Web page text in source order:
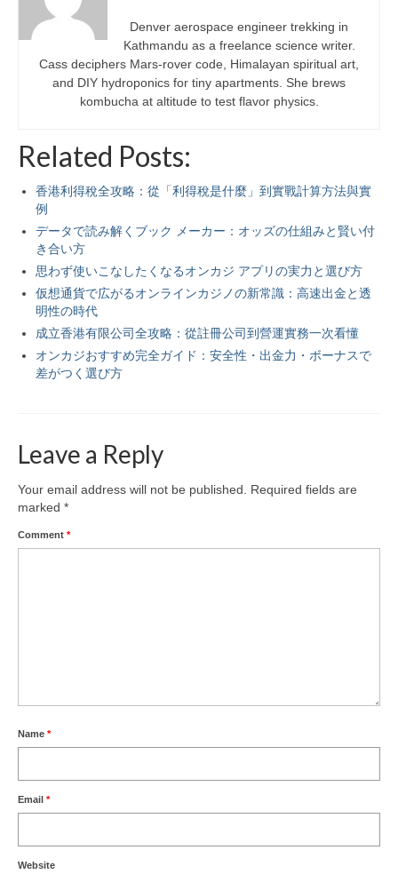
Denver aerospace engineer trekking in
Kathmandu as a freelance science writer.
Cass deciphers Mars-rover code, Himalayan spiritual art,
and DIY hydroponics for tiny apartments. She brews
kombucha at altitude to test flavor physics.
Related Posts:
香港利得稅全攻略：從「利得稅是什麼」到實戰計算方法與實
例
データで読み解くブック メーカー：オッズの仕組みと賢い付
き合い方
思わず使いこなしたくなるオンカジ アプリの実力と選び方
仮想通貨で広がるオンラインカジノの新常識：高速出金と透
明性の時代
成立香港有限公司全攻略：從註冊公司到營運實務一次看懂
オンカジおすすめ完全ガイド：安全性・出金力・ボーナスで
差がつく選び方
Leave a Reply
Your email address will not be published.
Required fields are
marked *
Comment *
Name *
Email *
Website